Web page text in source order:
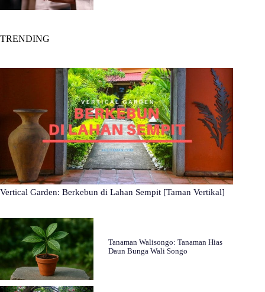
TRENDING
Vertical Garden: Berkebun di Lahan Sempit [Taman Vertikal]
Tanaman Walisongo: Tanaman Hias
Daun Bunga Wali Songo